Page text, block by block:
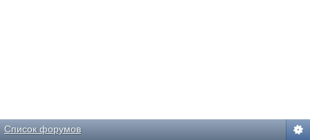
Список форумов